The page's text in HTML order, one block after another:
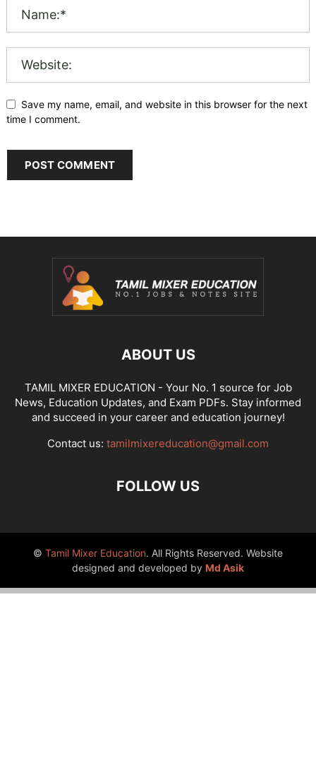
Save my name, email, and website in this browser for the next
time I comment.
ABOUT US
TAMIL MIXER EDUCATION - Your No. 1 source for Job
News, Education Updates, and Exam PDFs. Stay informed
and succeed in your career and education journey!
Contact us: tamilmixereducation@gmail.com
FOLLOW US
© Tamil Mixer Education. All Rights Reserved. Website
designed and developed by Md Asik